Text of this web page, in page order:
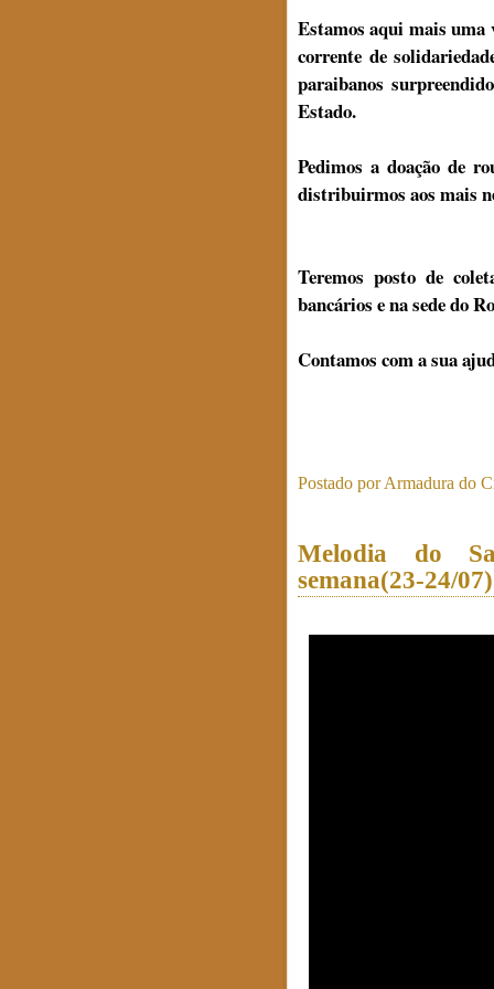
Estamos aqui mais uma
corrente de
paraibanos
Estado.
Pedimos a doação de
distribuirmos aos mais
Teremos posto de
bancários e na sede do
Contamos com a sua
Postado porArmadura do
Melodia do
semana(23-24/07)